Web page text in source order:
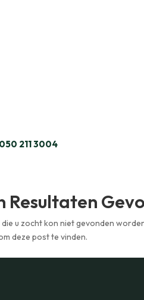
050 211 3004
Resultaten
die u zocht kon niet gevonden
deze post te vinden.